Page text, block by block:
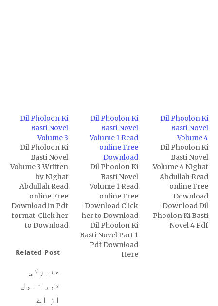
Dil Pholoon Ki
Basti Novel
Volume 3
Dil Pholoon Ki
Basti Novel
Volume 3 Written
by Nighat
Abdullah Read
online Free
Download in Pdf
format. Click her
to Download
Related Post
عنبرکی
قبر ناول
از اے
Dil Phoolon Ki
Basti Novel
Volume 1 Read
online Free
Download
Dil Phoolon Ki
Basti Novel
Volume 1 Read
online Free
Download Click
her to Download
Dil Phoolon Ki
Basti Novel Part 1
Pdf Download
Here
Dil Phoolon Ki
Basti Novel
Volume 4
Dil Phoolon Ki
Basti Novel
Volume 4 Nighat
Abdullah Read
online Free
Download
Download Dil
Phoolon Ki Basti
Novel 4 Pdf